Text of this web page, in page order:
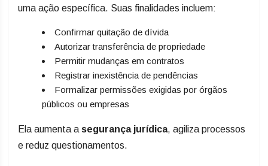
uma ação específica. Suas finalidades incluem:
Confirmar quitação de dívida
Autorizar transferência de propriedade
Permitir mudanças em contratos
Registrar inexistência de pendências
Formalizar permissões exigidas por órgãos
públicos ou empresas
Ela aumenta a segurança jurídica, agiliza processos
e reduz questionamentos.